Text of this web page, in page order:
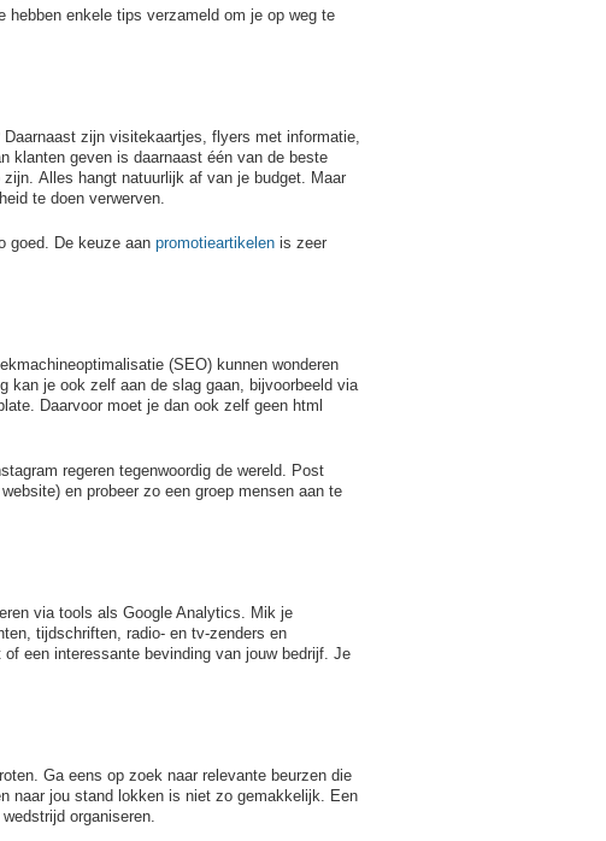
hebben enkele tips verzameld om je op weg te
zijn visitekaartjes, flyers met informatie,
klanten geven is daarnaast één van de beste
Alles hangt natuurlijk af van je budget. Maar
te doen verwerven.
goed. De keuze aan promotieartikelen is zeer
(SEO) kunnen wonderen
kan je ook zelf aan de slag gaan, bijvoorbeeld via
Daarvoor moet je dan ook zelf geen html
regeren tegenwoordig de wereld. Post
en probeer zo een groep mensen aan te
via tools als Google Analytics. Mik je
tijdschriften, radio- en tv-zenders en
een interessante bevinding van jouw bedrijf. Je
Ga eens op zoek naar relevante beurzen die
naar jou stand lokken is niet zo gemakkelijk. Een
organiseren.